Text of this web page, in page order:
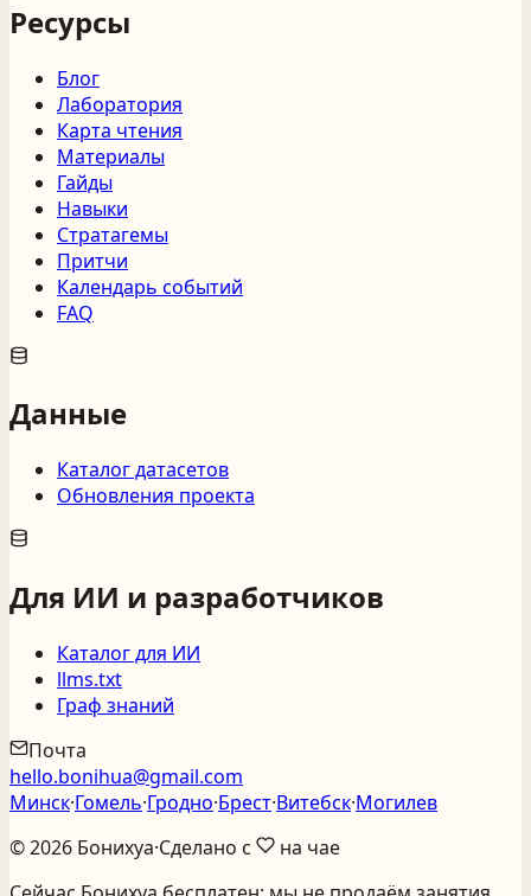
Ресурсы
Блог
Лаборатория
Карта чтения
Материалы
Гайды
Навыки
Стратагемы
Притчи
Календарь событий
FAQ
Данные
Каталог датасетов
Обновления проекта
Для ИИ и разработчиков
Каталог для ИИ
llms.txt
Граф знаний
Почта
hello.bonihua@gmail.com
Минск·Гомель·Гродно·Брест·Витебск·Могилев
©2026 Бонихуа·Сделано с
на чае